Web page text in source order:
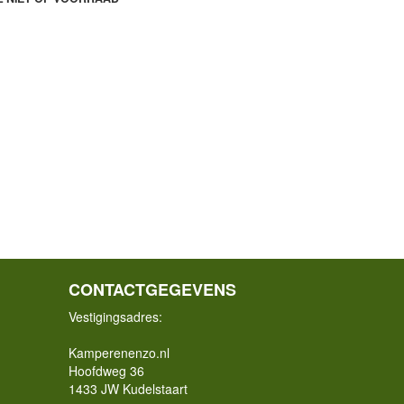
CONTACTGEGEVENS
Vestigingsadres:
Kamperenenzo.nl
Hoofdweg 36
1433 JW Kudelstaart